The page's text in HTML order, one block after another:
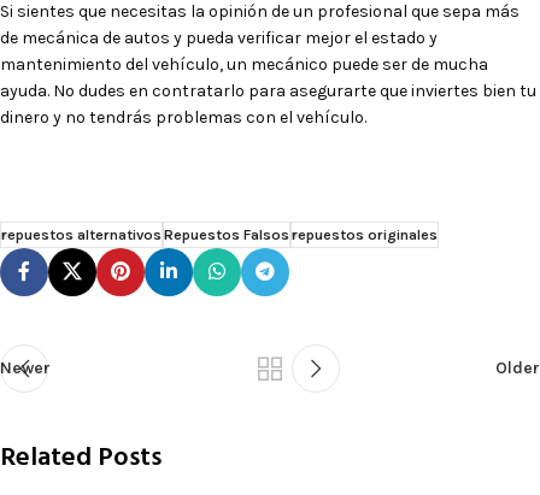
Si sientes que necesitas la opinión de un profesional que sepa más
de mecánica de autos y pueda verificar mejor el estado y
mantenimiento del vehículo, un mecánico puede ser de mucha
ayuda. No dudes en contratarlo para asegurarte que inviertes bien tu
dinero y no tendrás problemas con el vehículo.
repuestos alternativosRepuestos Falsosrepuestos originales
Newer Older
Related Posts